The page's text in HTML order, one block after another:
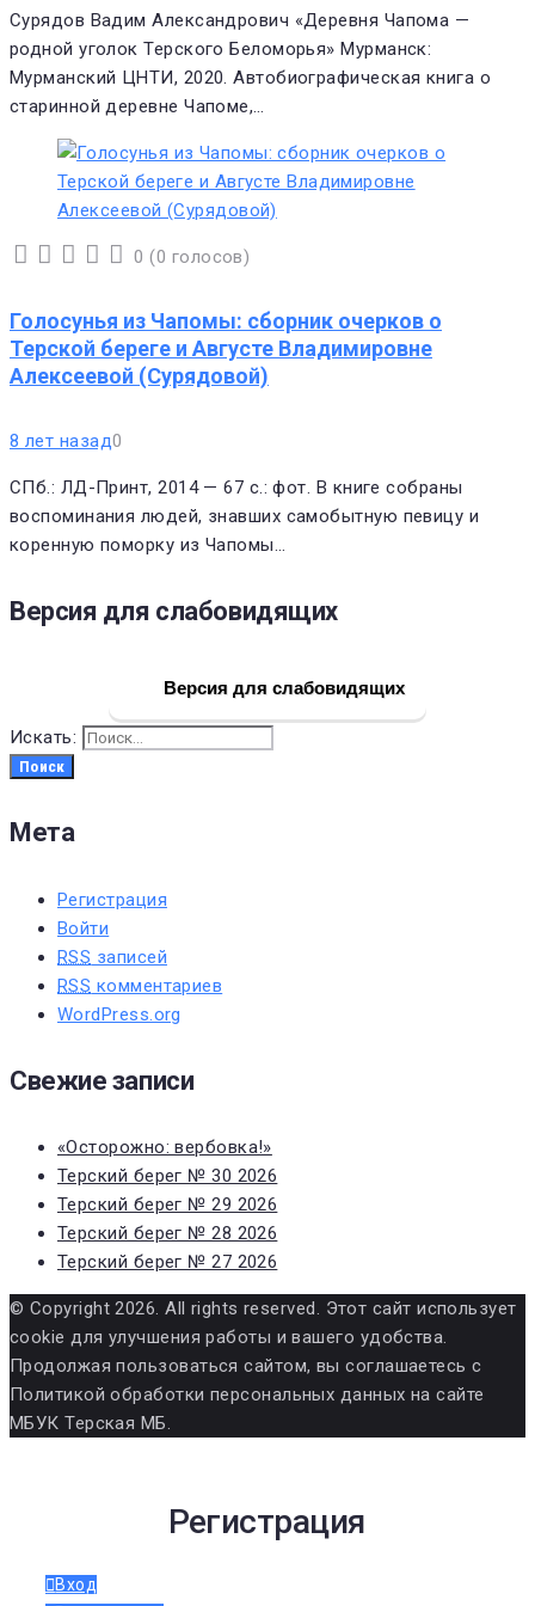
Сурядов Вадим Александрович «Деревня Чапома —
родной уголок Терского Беломорья» Мурманск:
Мурманский ЦНТИ, 2020. Автобиографическая книга о
старинной деревне Чапоме,…
0 (0 голосов)
Голосунья из Чапомы: сборник очерков о
Терской береге и Августе Владимировне
Алексеевой (Сурядовой)
8 лет назад0
СПб.: ЛД-Принт, 2014 — 67 с.: фот. В книге собраны
воспоминания людей, знавших самобытную певицу и
коренную поморку из Чапомы…
Версия для слабовидящих
Версия для слабовидящих
Искать:
Поиск
Мета
Регистрация
Войти
RSS записей
RSS комментариев
WordPress.org
Свежие записи
«Осторожно: вербовка!»
Терский берег № 30 2026
Терский берег № 29 2026
Терский берег № 28 2026
Терский берег № 27 2026
© Copyright 2026. All rights reserved. Этот сайт использует
cookie для улучшения работы и вашего удобства.
Продолжая пользоваться сайтом, вы соглашаетесь с
Политикой обработки персональных данных на сайте
МБУК Терская МБ.
Регистрация
Вход